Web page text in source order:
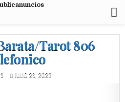
Tarot 806
JULIO 23, 2022